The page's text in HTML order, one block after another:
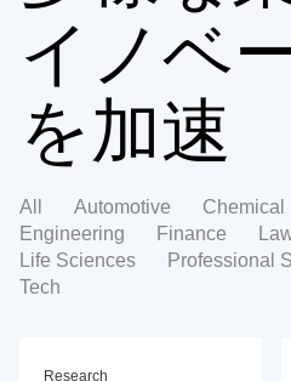
イノベ
を加速
All Automotive Chemical
Engineering
Finance
Life Sciences
Professional
Tech
Research